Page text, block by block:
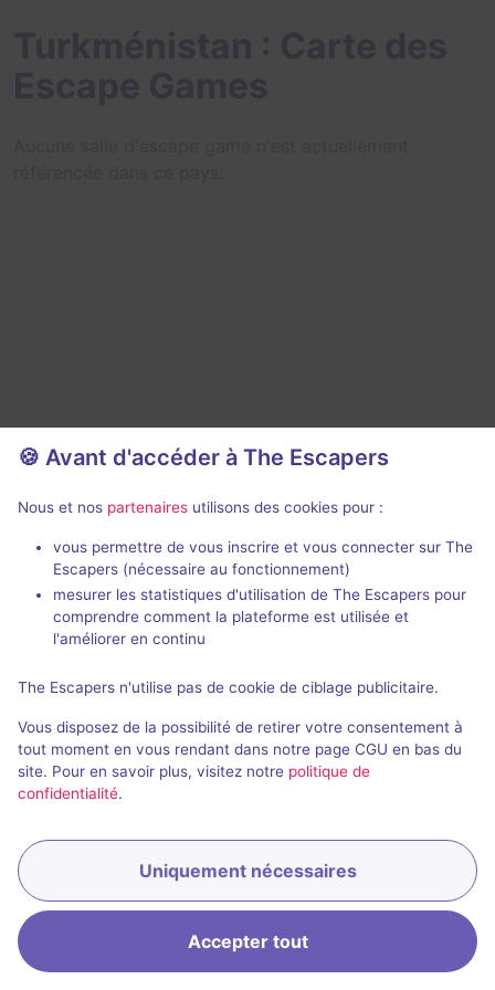
Accueil Recherche Connexion Menu
🍪 Avant d'accéder à The Escapers
Nous et nos partenaires utilisons des cookies pour :
vous permettre de vous inscrire et vous connecter sur The
Escapers (nécessaire au fonctionnement)
mesurer les statistiques d'utilisation de The Escapers pour
comprendre comment la plateforme est utilisée et
l'améliorer en continu
The Escapers n'utilise pas de cookie de ciblage publicitaire.
Vous disposez de la possibilité de retirer votre consentement à
tout moment en vous rendant dans notre page CGU en bas du
site. Pour en savoir plus, visitez notre politique de
confidentialité.
Uniquement nécessaires
Accepter tout